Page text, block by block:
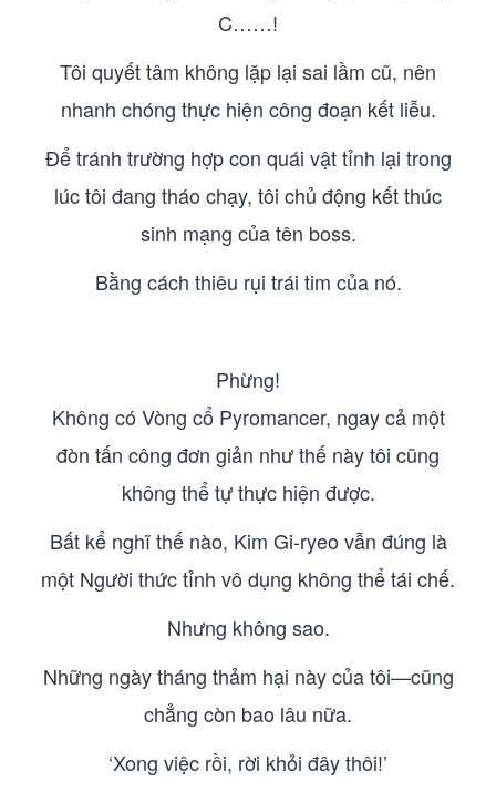
C……!
Tôi quyết tâm không lặp lại sai lầm cũ, nên
nhanh chóng thực hiện công đoạn kết liễu.
Để tránh trường hợp con quái vật tỉnh lại trong
lúc tôi đang tháo chạy, tôi chủ động kết thúc
sinh mạng của tên boss.
Bằng cách thiêu rụi trái tim của nó.
Phừng!
Không có Vòng cổ Pyromancer, ngay cả một
đòn tấn công đơn giản như thế này tôi cũng
không thể tự thực hiện được.
Bất kể nghĩ thế nào, Kim Gi-ryeo vẫn đúng là
một Người thức tỉnh vô dụng không thể tái chế.
Nhưng không sao.
Những ngày tháng thảm hại này của tôi—cũng
chẳng còn bao lâu nữa.
‘Xong việc rồi, rời khỏi đây thôi!’